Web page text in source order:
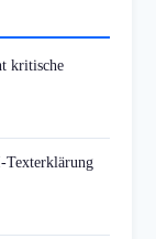
kritische